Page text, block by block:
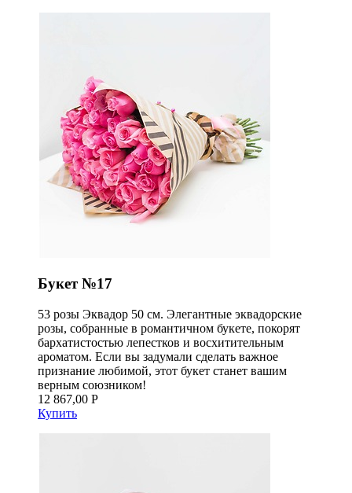
Букет №17
53 розы Эквадор 50 см. Элегантные эквадорские
розы, собранные в романтичном букете, покорят
бархатистостью лепестков и восхитительным
ароматом. Если вы задумали сделать важное
признание любимой, этот букет станет вашим
верным союзником!
12 867,00 Р
Купить